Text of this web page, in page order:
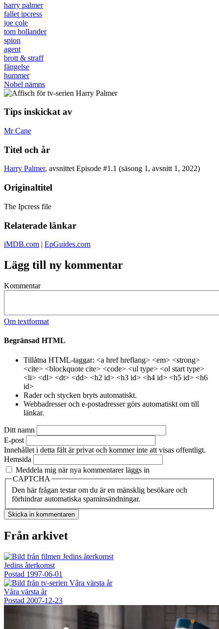
harry palmer
fallet ipcress
joe cole
tom hollander
spion
agent
brott & straff
fängelse
hummer
Nobel nämns
Tips inskickat av
Mr Cane
Titel och år
Harry Palmer, avsnittet Episode #1.1 (säsong 1, avsnitt 1, 2022)
Originaltitel
The Ipcress file
Relaterade länkar
iMDB.com | EpGuides.com
Lägg till ny kommentar
Kommentar
Om textformat
Begränsad HTML
Tillåtna HTML-taggar: <a href hreflang> <em> <strong>
<cite> <blockquote cite> <code> <ul type> <ol start type>
<li> <dl> <dt> <dd> <h2 id> <h3 id> <h4 id> <h5 id> <h6
id>
Rader och stycken bryts automatiskt.
Webbadresser och e-postadresser görs automatiskt om till
länkar.
Ditt namn
E-post
Innehållet i detta fält är privat och kommer inte att visas offentligt.
Hemsida
Meddela mig när nya kommentarer läggs in
CAPTCHA
Den här frågan testar om du är en mänsklig besökare och
förhindrar automatiska spaminsändningar.
Från arkivet
Jedins återkomst
Postad 1997-06-01
Våra värsta år
Postad 2007-12-23